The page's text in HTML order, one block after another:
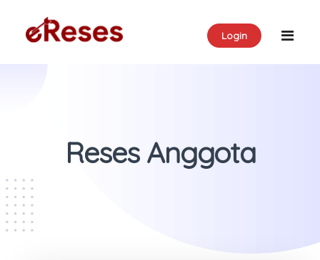
Login
Reses Anggota